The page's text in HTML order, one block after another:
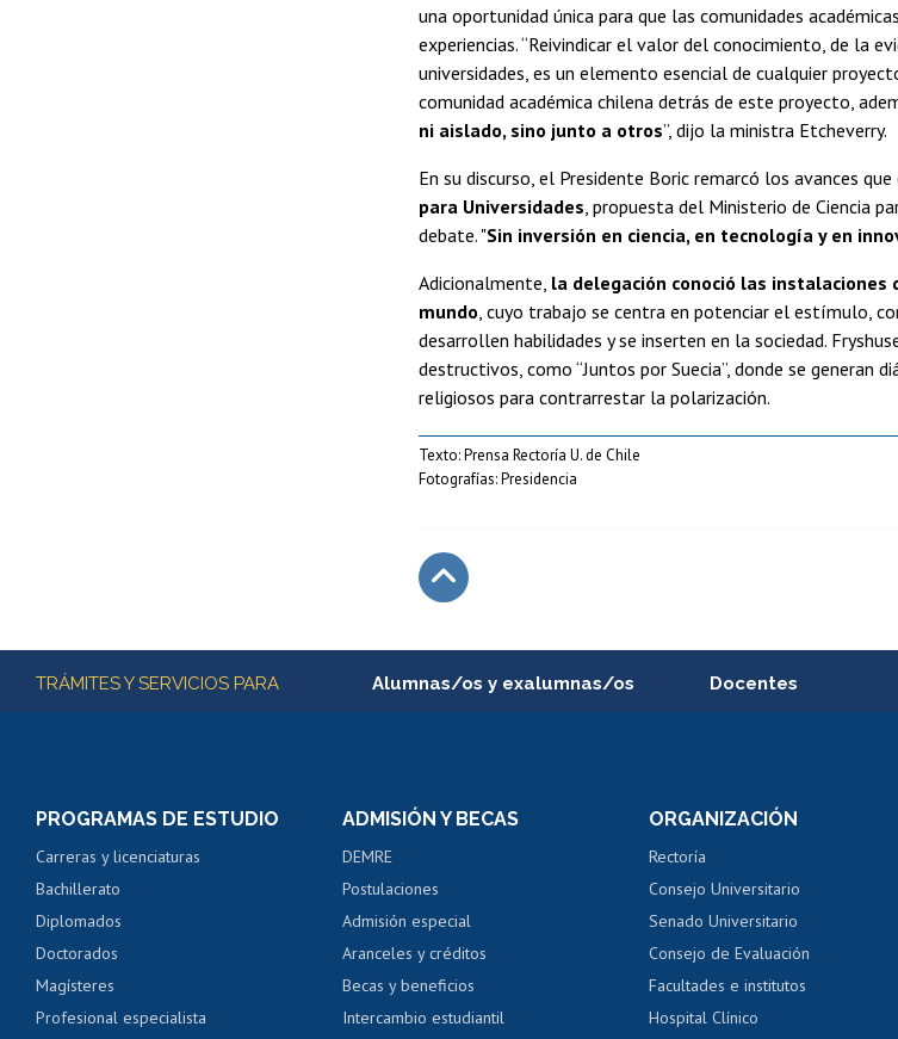
una oportunidad única para que las comunidades
experiencias. “Reivindicar el valor del conocimiento, de la
universidades, es un elemento esencial de cualquier
comunidad académica chilena detrás de este proyecto,
ni aislado, sino junto a otros”, dijo la ministra Etcheverry.
En su discurso, el Presidente Boric remarcó los avances
para Universidades , propuesta del Ministerio de Ciencia
debate. "Sin inversión en ciencia, en tecnología y en
Adicionalmente, la delegación conoció las
mundo , cuyo trabajo se centra en potenciar el estímulo,
desarrollen habilidades y se inserten en la sociedad.
destructivos, como “Juntos por Suecia”, donde se
religiosos para contrarrestar la polarización.
Texto: Prensa Rectoría U. de Chile
Fotografías: Presidencia
Más información
TRÁMITES Y SERVICIOS PARA Alumnas/os y exalumnas/os
Consulta y certificado de notas
Servicio médico y dental
Pago de arancel y crédito alumnos
Pago de arancel y crédito exalumnos
Certificado de títulos y grados
Docentes
Perfeccionamiento
Evaluación docente
Calificación académica
Postulación al AUCAI
PROGRAMAS DE ESTUDIO
Carreras y licenciaturas
Bachillerato
Diplomados
Doctorados
Magísteres
Profesional especialista
ADMISIÓN Y BECAS
DEMRE
Postulaciones
Admisión especial
Aranceles y créditos
Becas y beneficios
Intercambio estudiantil
ORGANIZACIÓN
Rectoría
Consejo Universitario
Senado Universitario
Consejo de Evaluación
Facultades e institutos
Hospital Clínico